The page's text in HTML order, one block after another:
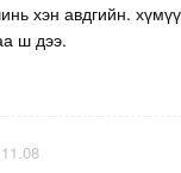
хэн авдгийн.
ш дээ.